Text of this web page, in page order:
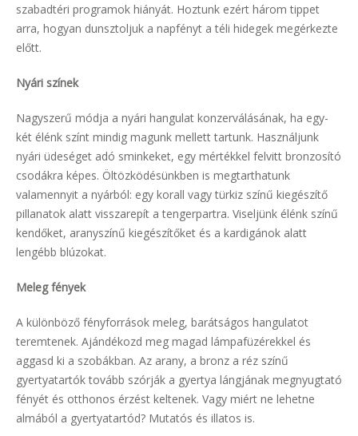
szabadtéri programok hiányát. Hoztunk ezért három tippet
arra, hogyan dunsztoljuk a napfényt a téli hidegek megérkezte
előtt.
Nyári színek
Nagyszerű módja a nyári hangulat konzerválásának, ha egy-
két élénk színt mindig magunk mellett tartunk. Használjunk
nyári üdeséget adó sminkeket, egy mértékkel felvitt bronzosító
csodákra képes. Öltözködésünkben is megtarthatunk
valamennyit a nyárból: egy korall vagy türkiz színű kiegészítő
pillanatok alatt visszarepít a tengerpartra. Viseljünk élénk színű
kendőket, aranyszínű kiegészítőket és a kardigánok alatt
lengébb blúzokat.
Meleg fények
A különböző fényforrások meleg, barátságos hangulatot
teremtenek. Ajándékozd meg magad lámpafüzérekkel és
aggasd ki a szobákban. Az arany, a bronz a réz színű
gyertyatartók tovább szórják a gyertya lángjának megnyugtató
fényét és otthonos érzést keltenek. Vagy miért ne lehetne
almából a gyertyatartód? Mutatós és illatos is.